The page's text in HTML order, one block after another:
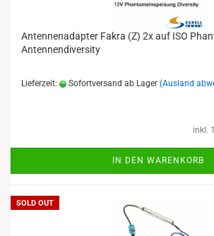
Antennenadapter Fakra (Z) 2x auf ISO
Antennendiversity
Lieferzeit: Sofortversand ab Lager (Ausland
inkl.
IN DEN WARENKORB
SOLD OUT